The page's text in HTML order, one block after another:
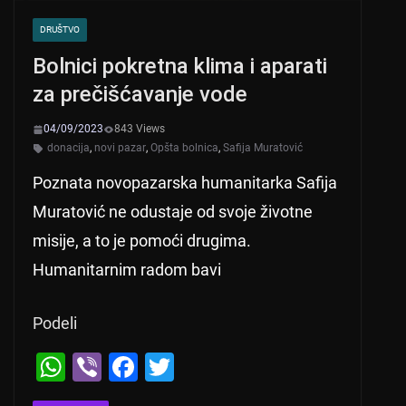
DRUŠTVO
Bolnici pokretna klima i aparati
za prečišćavanje vode
04/09/2023
843 Views
donacija, novi pazar, Opšta bolnica, Safija Muratović
Poznata novopazarska humanitarka Safija
Muratović ne odustaje od svoje životne
misije, a to je pomoći drugima.
Humanitarnim radom bavi
Podeli
W
h
Vi
b
F